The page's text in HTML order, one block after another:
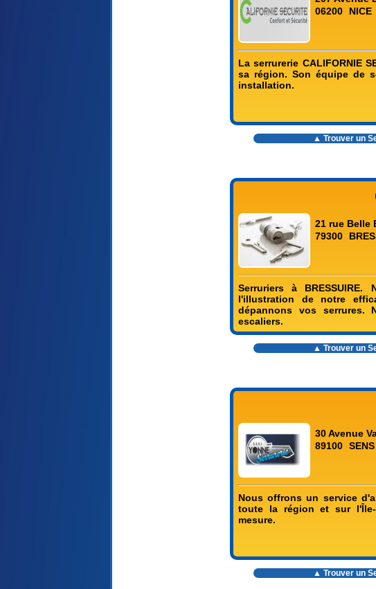
06200
NICE
La serrurerie CALIFORNIE
sa région. Son équipe de
installation.
▲ Trouver un
21 rue Belle
79300
Serruriers à
l'illustration de notre
dépannons vos serrures.
escaliers.
▲ Trouver un
30 Avenue
89100 SENS
Nous offrons un service
toute la région et sur l'Île-
mesure.
▲ Trouver un